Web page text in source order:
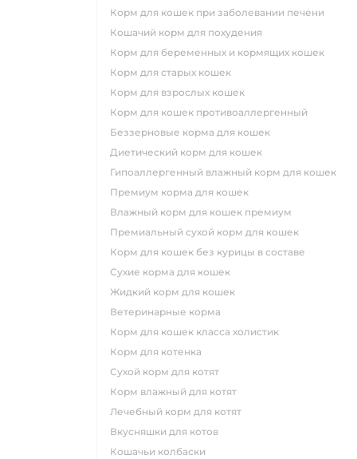
корм для кошек при заболевании печени
кошачий корм для похудения
корм для беременных и кормящих кошек
корм для старых кошек
корм для взрослых кошек
корм для кошек противоаллергенный
беззерновые корма для кошек
диетический корм для кошек
гипоаллергенный влажный корм для кошек
премиум корма для кошек
влажный корм для кошек премиум
премиальный сухой корм для кошек
корм для кошек без курицы в составе
сухие корма для кошек
жидкий корм для кошек
ветеринарные корма
корм для кошек класса холистик
корм для котенка
сухой корм для котят
корм влажный для котят
лечебный корм для котят
вкусняшки для котов
кошачьи колбаски